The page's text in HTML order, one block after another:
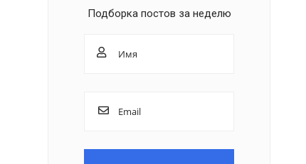
Подборка постов за неделю